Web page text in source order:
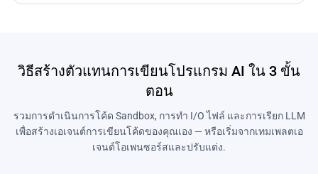
วิธีสร้างตัวแทนการเขียนโปรแกรม AI ใน 3 ขั้น
ตอน
รวมการดำเนินการโค้ด Sandbox, การทำ I/O ไฟล์ และการเรียก LLM
เพื่อสร้างเอเจนต์การเขียนโค้ดของคุณเอง — หรือเริ่มจากเทมเพลตเอ
เจนต์โอเพนซอร์สและปรับแต่ง.